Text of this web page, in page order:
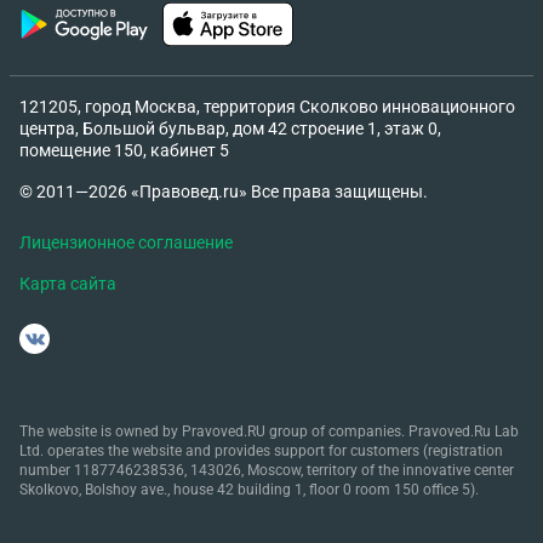
блок Photoshop — около 11% из 100% • блок
Illustrator — около 42% из 100% • блок Corel Draw—
автоматически системой Ответчика, не могут
быть изменены пользователем и подтверждаются
скриншотами. В ответе на повторную претензию
сведения о том, что я якобы продолжала
от договора, что не соответствует
действительности и опровергается данными их
же обучающей платформы, чем нарушены
Ответчик отказал в возврате денежных средств,
не предоставил расчёт фактически оказанных
услуг и не подтвердил документально
121205, город Москва, территория Сколково инновационного
центра, Большой бульвар, дом 42 строение 1, этаж 0,
помещение 150, кабинет 5
© 2011—2026 «Правовед.ru» Все права защищены.
Лицензионное соглашение
Карта сайта
The website is owned by Pravoved.RU group of companies. Pravoved.Ru Lab
Ltd. operates the website and provides support for customers (registration
number 1187746238536, 143026, Moscow, territory of the innovative center
Skolkovo, Bolshoy ave., house 42 building 1, floor 0 room 150 office 5).